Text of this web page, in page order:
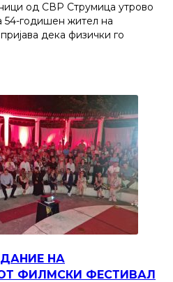
од СВР Струмица утрово
годишен жител на
дека физички го
НА
ФИЛМСКИ ФЕСТИВАЛ